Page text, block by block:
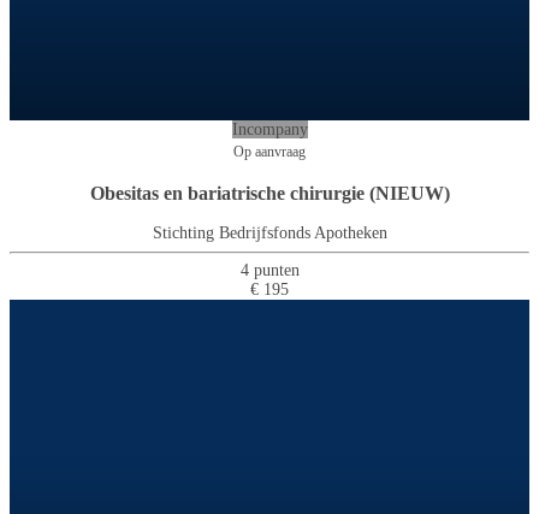
Incompany
Op aanvraag
Obesitas en bariatrische chirurgie (NIEUW)
Stichting Bedrijfsfonds Apotheken
4 punten
€ 195